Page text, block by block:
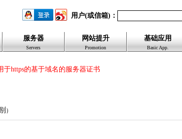
用户(或信箱)：
服务器
Servers
网站提升
Promotion
基础应用
Basic App.
于https的基于域名的服务器证书
）